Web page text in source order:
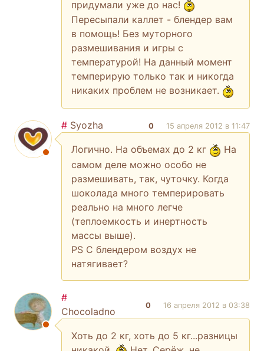
придумали уже до нас!
Пересыпали каллет - блендер вам
в помощь! Без муторного
размешивания и игры с
температурой! На данный момент
темперирую только так и никогда
никаких проблем не возникает.
# Syozha 0 15 апреля 2012 в 11:47
Логично. На объемах до 2 кг
На
самом деле можно особо не
размешивать, так, чуточку. Когда
шоколада много темперировать
реально на много легче
(теплоемкость и инертность
массы выше).
PS С блендером воздух не
натягивает?
#
Chocoladno
0 16 апреля 2012 в 03:38
Хоть до 2 кг, хоть до 5 кг...разницы